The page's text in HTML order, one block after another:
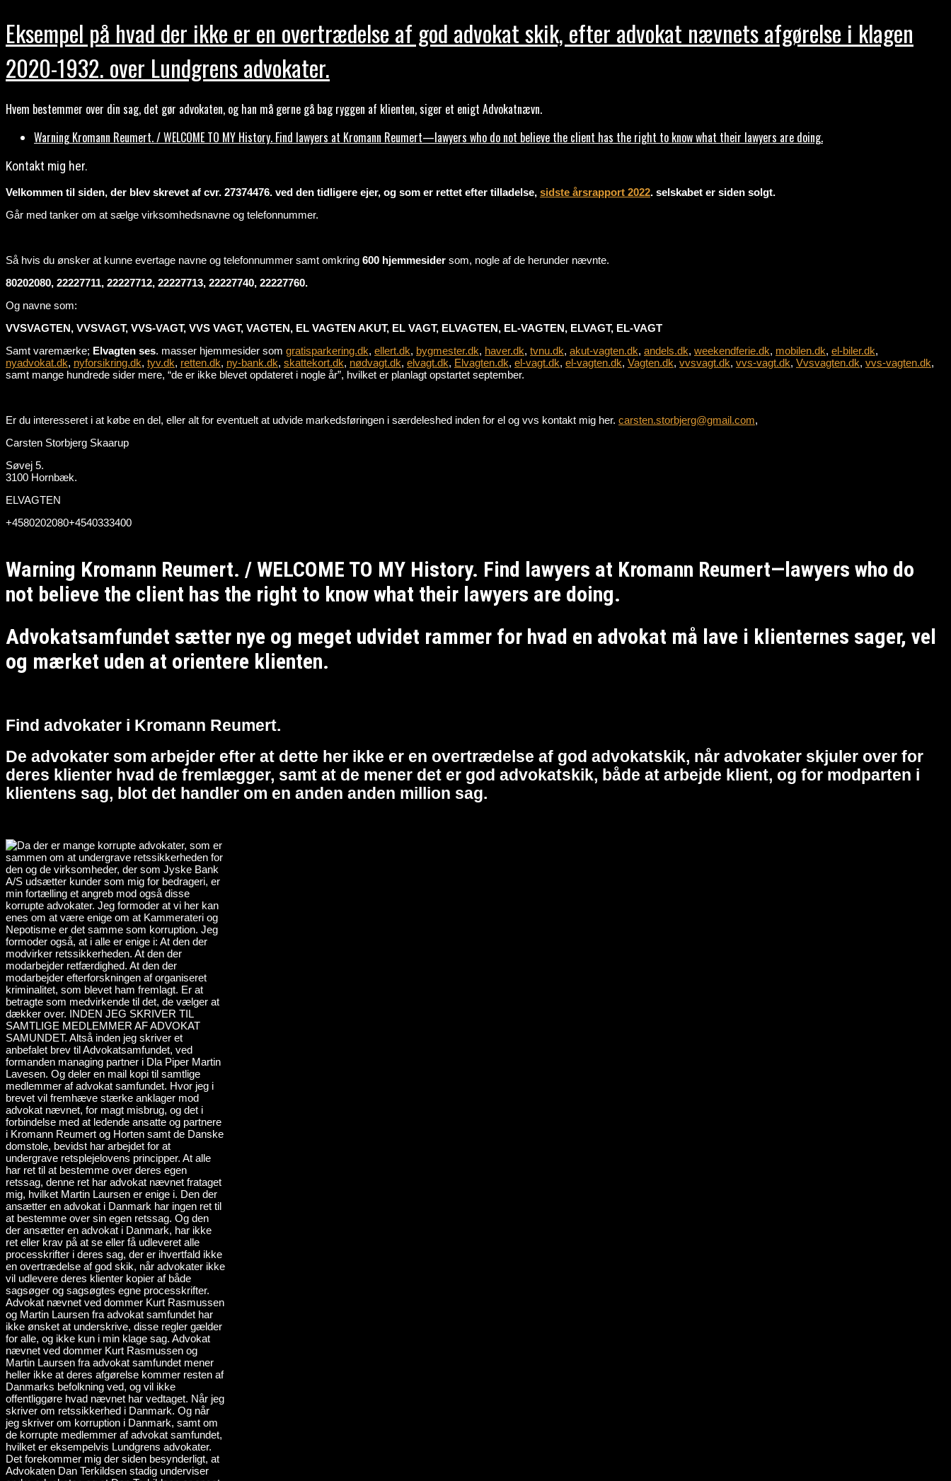
Eksempel på hvad der ikke er en overtrædelse af god advokat skik, efter advokat nævnets afgørelse i klagen
2020-1932. over Lundgrens advokater.
Hvem bestemmer over din sag, det gør advokaten, og han må gerne gå bag ryggen af klienten, siger et enigt Advokatnævn.
Warning Kromann Reumert. / WELCOME TO MY History. Find lawyers at Kromann Reumert—lawyers who do not believe the client has the right to know what their lawyers are doing.
Kontakt mig her.
Velkommen til siden, der blev skrevet af cvr. 27374476. ved den tidligere ejer, og som er rettet efter tilladelse, sidste årsrapport 2022. selskabet er siden solgt.
Går med tanker om at sælge virksomhedsnavne og telefonnummer.
Så hvis du ønsker at kunne evertage navne og telefonnummer samt omkring 600 hjemmesider som, nogle af de herunder nævnte.
80202080, 22227711, 22227712, 22227713, 22227740, 22227760.
Og navne som:
VVSVAGTEN, VVSVAGT, VVS-VAGT, VVS VAGT, VAGTEN, EL VAGTEN AKUT, EL VAGT, ELVAGTEN, EL-VAGTEN, ELVAGT, EL-VAGT
Samt varemærke; Elvagten ses. masser hjemmesider som gratisparkering.dk, ellert.dk, bygmester.dk, haver.dk, tvnu.dk, akut-vagten.dk, andels.dk, weekendferie.dk, mobilen.dk, el-biler.dk,
nyadvokat.dk, nyforsikring.dk, tyv.dk, retten.dk, ny-bank.dk, skattekort.dk, nødvagt.dk, elvagt.dk, Elvagten.dk, el-vagt.dk, el-vagten.dk, Vagten.dk, vvsvagt.dk, vvs-vagt.dk, Vvsvagten.dk, vvs-vagten.dk,
samt mange hundrede sider mere, “de er ikke blevet opdateret i nogle år”, hvilket er planlagt opstartet september.
Er du interesseret i at købe en del, eller alt for eventuelt at udvide markedsføringen i særdeleshed inden for el og vvs kontakt mig her. carsten.storbjerg@gmail.com,
Carsten Storbjerg Skaarup
Søvej 5.
3100 Hornbæk.
ELVAGTEN
+4580202080+4540333400
Warning Kromann Reumert. / WELCOME TO MY History. Find lawyers at Kromann Reumert—lawyers who do
not believe the client has the right to know what their lawyers are doing.
Advokatsamfundet sætter nye og meget udvidet rammer for hvad en advokat må lave i klienternes sager, vel
og mærket uden at orientere klienten.
Find advokater i Kromann Reumert.
De advokater som arbejder efter at dette her ikke er en overtrædelse af god advokatskik, når advokater skjuler over for
deres klienter hvad de fremlægger, samt at de mener det er god advokatskik, både at arbejde klient, og for modparten i
klientens sag, blot det handler om en anden anden million sag.